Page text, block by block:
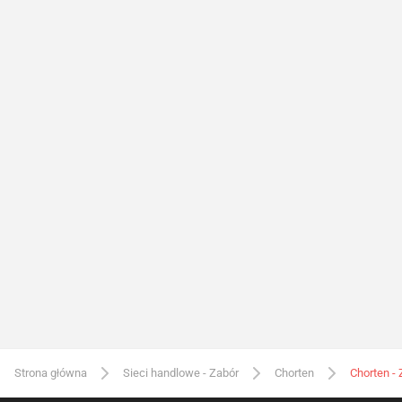
Strona główna Sieci handlowe - Zabór Chorten Chorten -